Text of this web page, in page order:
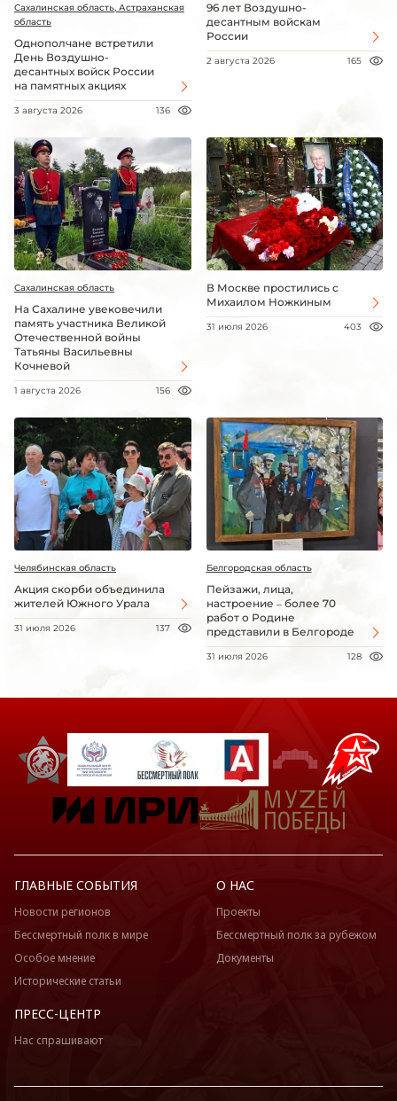
Сахалинская область, Астраханская
область
Однополчане встретили
День Воздушно-
десантных войск России
на памятных акциях
3 августа 2026 136
96 лет Воздушно-
десантным войскам
России
2 августа 2026 165
Сахалинская область
На Сахалине увековечили
память участника Великой
Отечественной войны
Татьяны Васильевны
Кочневой
1 августа 2026 156
В Москве простились с
Михаилом Ножкиным
31 июля 2026 403
Челябинская область
Акция скорби объединила
жителей Южного Урала
31 июля 2026 137
Белгородская область
Пейзажи, лица,
настроение – более 70
работ о Родине
представили в Белгороде
31 июля 2026 128
ГЛАВНЫЕ СОБЫТИЯ
Новости регионов
Бессмертный полк в мире
Особое мнение
Исторические статьи
О НАС
Проекты
Бессмертный полк за рубежом
Документы
ПРЕСС-ЦЕНТР
Нас спрашивают